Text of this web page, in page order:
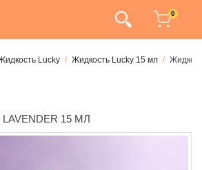
0
Lucky Жидкость Lucky 15 мл
15 МЛ